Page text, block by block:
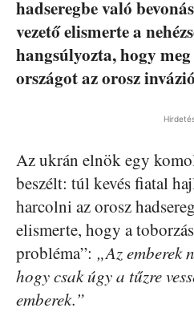
hadseregbe való
vezető elismerte a
hangsúlyozta, hogy
országot az orosz
Az ukrán elnök egy
beszélt: túl kevés fiatal
harcolni az orosz
elismerte, hogy a
probléma”: „Az emberek
hogy csak úgy a tűzre
emberek.”